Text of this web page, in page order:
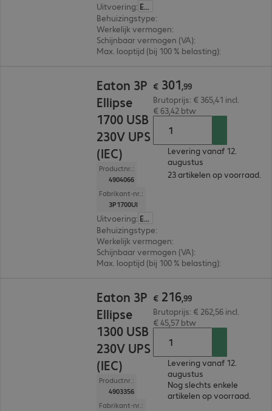
Uitvoering: Europa
Behuizingstype:
Werkelijk vermogen:
Schijnbaar vermogen (VA):
Max. looptijd (bij 100 % belasting):
Eaton 3P
Ellipse
1700 USB
230V UPS
(IEC)
Productnr.:
4904066
Fabrikant-nr.:
3P1700UI
Uitvoering: Europa
Behuizingstype:
Werkelijk vermogen:
Schijnbaar vermogen (VA):
Max. looptijd (bij 100 % belasting):
€ 301,99
Brutoprijs: € 365,41 incl.
€ 63,42 btw
Levering vanaf 12.
augustus
23 artikelen op voorraad.
Eaton 3P
Ellipse
1300 USB
230V UPS
(IEC)
Productnr.:
4903356
Fabrikant-nr.:
€ 216,99
Brutoprijs: € 262,56 incl.
€ 45,57 btw
Levering vanaf 12.
augustus
Nog slechts enkele
artikelen op voorraad.